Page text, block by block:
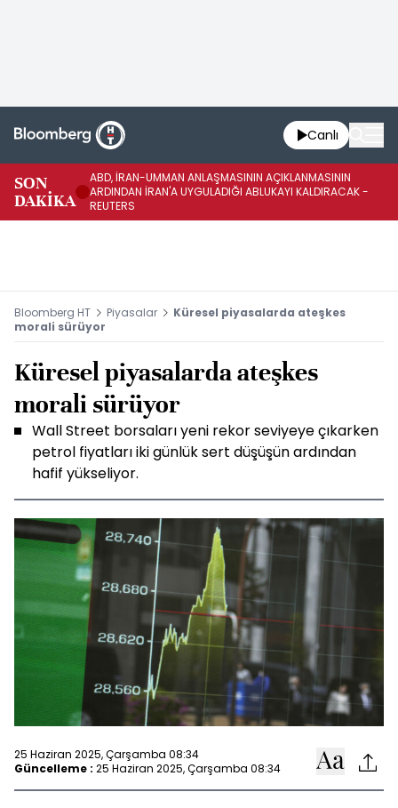
Canlı
SON
DAKİKA
ABD, İRAN-UMMAN ANLAŞMASININ AÇIKLANMASININ
ARDINDAN İRAN'A UYGULADIĞI ABLUKAYI KALDIRACAK -
REUTERS
Bloomberg HT Piyasalar
Küresel piyasalarda ateşkes
morali sürüyor
Küresel piyasalarda ateşkes
morali sürüyor
Wall Street borsaları yeni rekor seviyeye çıkarken
petrol fiyatları iki günlük sert düşüşün ardından
hafif yükseliyor.
25 Haziran 2025, Çarşamba 08:34
Güncelleme : 25 Haziran 2025, Çarşamba 08:34